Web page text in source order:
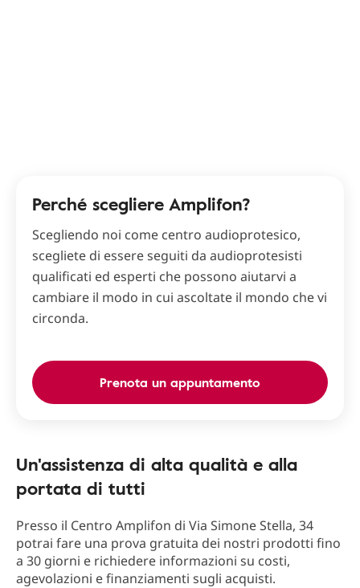
Perché scegliere Amplifon?
Scegliendo noi come centro audioprotesico,
scegliete di essere seguiti da audioprotesisti
qualificati ed esperti che possono aiutarvi a
cambiare il modo in cui ascoltate il mondo che vi
circonda.
Prenota un appuntamento
Un'assistenza di alta qualità e alla
portata di tutti
Presso il Centro Amplifon di Via Simone Stella, 34
potrai fare una prova gratuita dei nostri prodotti fino
a 30 giorni e richiedere informazioni su costi,
agevolazioni e finanziamenti sugli acquisti.